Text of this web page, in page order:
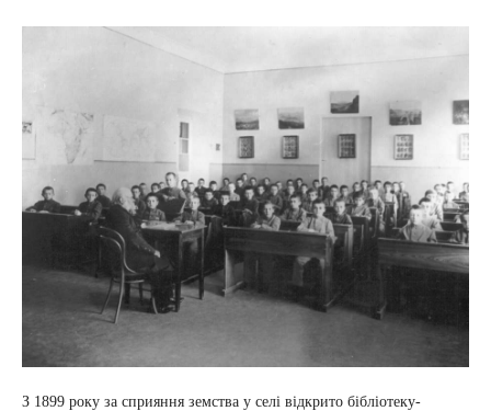
З 1899 року за сприяння земства у селі відкрито бібліотеку-